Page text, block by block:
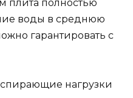
плита полностью
воды в среднюю
гарантировать с
нагрузки